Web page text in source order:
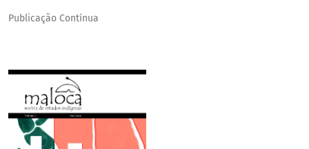
Publicação Contínua